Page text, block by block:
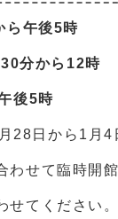
午後5時
分から12時
後5時
28日から1月4
わせて臨時開
せてください。